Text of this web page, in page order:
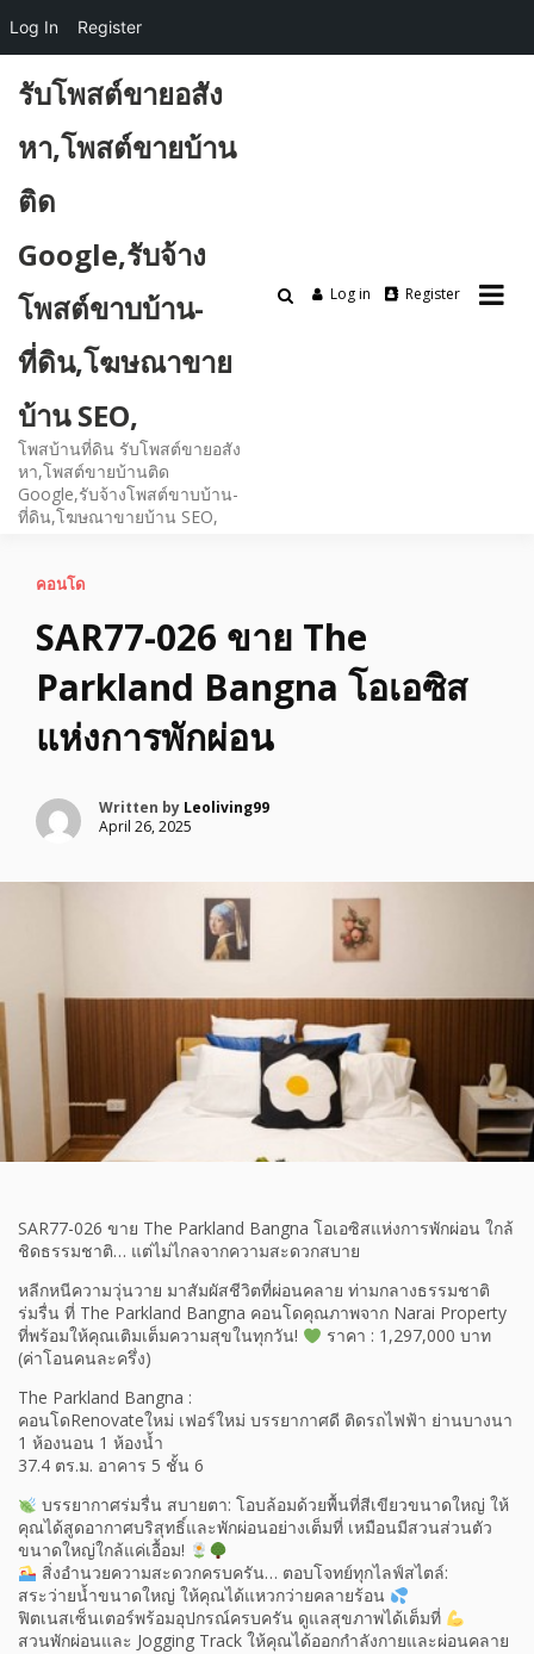
content
รับโพสต์ขายอสัง
หา,โพสต์ขายบ้าน
ติด
Google,รับจ้าง
โพสต์ขาบบ้าน-
ที่ดิน,โฆษณาขาย
บ้าน SEO,
โพสบ้านที่ดิน รับโพสต์ขายอสัง
หา,โพสต์ขายบ้านติด
Google,รับจ้างโพสต์ขาบบ้าน-
ที่ดิน,โฆษณาขายบ้าน SEO,
Log in Register
คอนโด
SAR77-026 ขาย The
Parkland Bangna โอเอซิส
แห่งการพักผ่อน
Written by Leoliving99
April 26, 2025
SAR77-026 ขาย The Parkland Bangna โอเอซิสแห่งการพักผ่อน ใกล้
ชิดธรรมชาติ… แต่ไม่ไกลจากความสะดวกสบาย
หลีกหนีความวุ่นวาย มาสัมผัสชีวิตที่ผ่อนคลาย ท่ามกลางธรรมชาติ
ร่มรื่น ที่ The Parkland Bangna คอนโดคุณภาพจาก Narai Property
ที่พร้อมให้คุณเติมเต็มความสุขในทุกวัน!
ราคา : 1,297,000 บาท
(ค่าโอนคนละครึ่ง)
The Parkland Bangna :
คอนโดRenovateใหม่ เฟอร์ใหม่ บรรยากาศดี ติดรถไฟฟ้า ย่านบางนา
1 ห้องนอน 1 ห้องน้ำ
37.4 ตร.ม. อาคาร 5 ชั้น 6
บรรยากาศร่มรื่น สบายตา: โอบล้อมด้วยพื้นที่สีเขียวขนาดใหญ่ ให้
คุณได้สูดอากาศบริสุทธิ์และพักผ่อนอย่างเต็มที่ เหมือนมีสวนส่วนตัว
ขนาดใหญ่ใกล้แค่เอื้อม!
สิ่งอำนวยความสะดวกครบครัน… ตอบโจทย์ทุกไลฟ์สไตล์:
สระว่ายน้ำขนาดใหญ่ ให้คุณได้แหวกว่ายคลายร้อน
ฟิตเนสเซ็นเตอร์พร้อมอุปกรณ์ครบครัน ดูแลสุขภาพได้เต็มที่
สวนพักผ่อนและ Jogging Track ให้คุณได้ออกกำลังกายและผ่อนคลาย
Log In Register